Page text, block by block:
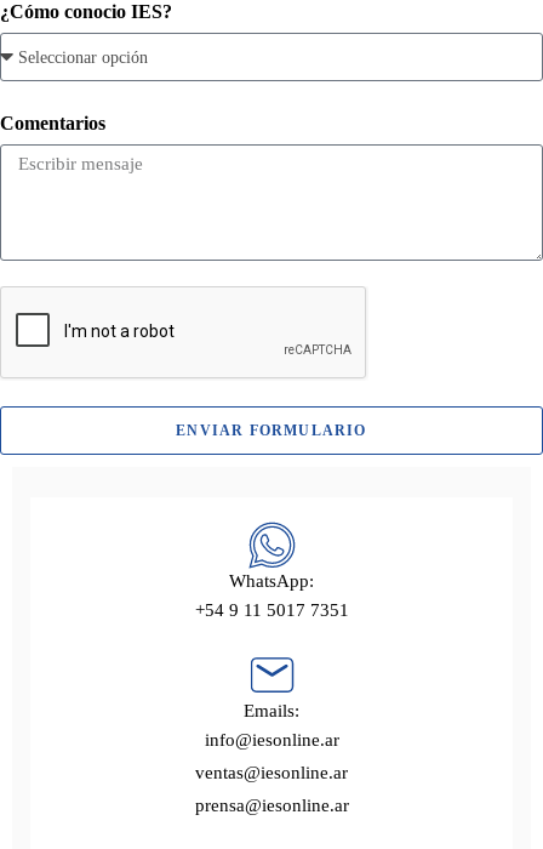
¿Cómo conocio IES?
Comentarios
ENVIAR FORMULARIO
WhatsApp:
+54 9 11 5017 7351
Emails:
info@iesonline.ar
ventas@iesonline.ar
prensa@iesonline.ar